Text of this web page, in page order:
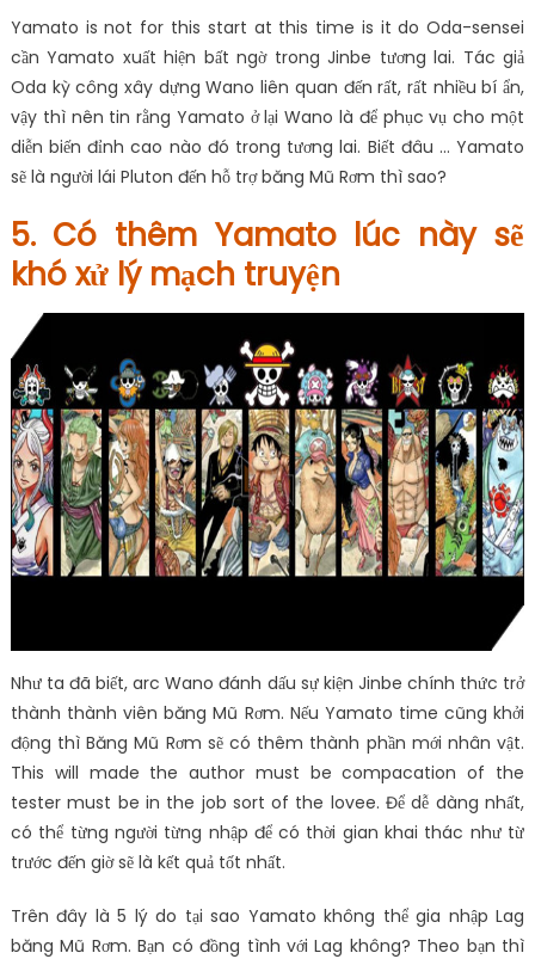
Yamato is not for this start at this time is it do Oda-sensei
cần Yamato xuất hiện bất ngờ trong Jinbe tương lai. Tác giả
Oda kỳ công xây dựng Wano liên quan đến rất, rất nhiều bí ẩn,
vậy thì nên tin rằng Yamato ở lại Wano là để phục vụ cho một
diễn biến đỉnh cao nào đó trong tương lai. Biết đâu … Yamato
sẽ là người lái Pluton đến hỗ trợ băng Mũ Rơm thì sao?
5. Có thêm Yamato lúc này sẽ
khó xử lý mạch truyện
Như ta đã biết, arc Wano đánh dấu sự kiện Jinbe chính thức trở
thành thành viên băng Mũ Rơm. Nếu Yamato time cũng khởi
động thì Băng Mũ Rơm sẽ có thêm thành phần mới nhân vật.
This will made the author must be compacation of the
tester must be in the job sort of the lovee. Để dễ dàng nhất,
có thể từng người từng nhập để có thời gian khai thác như từ
trước đến giờ sẽ là kết quả tốt nhất.
Trên đây là 5 lý do tại sao Yamato không thể gia nhập Lag
băng Mũ Rơm. Bạn có đồng tình với Lag không? Theo bạn thì